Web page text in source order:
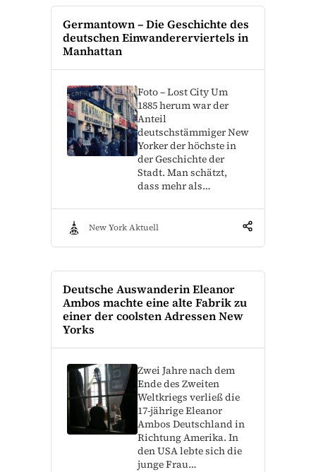
Germantown – Die Geschichte des
deutschen Einwandererviertels in
Manhattan
Foto – Lost City Um
1885 herum war der
Anteil
deutschstämmiger New
Yorker der höchste in
der Geschichte der
Stadt. Man schätzt,
dass mehr als…
New York Aktuell
Deutsche Auswanderin Eleanor
Ambos machte eine alte Fabrik zu
einer der coolsten Adressen New
Yorks
Zwei Jahre nach dem
Ende des Zweiten
Weltkriegs verließ die
17-jährige Eleanor
Ambos Deutschland in
Richtung Amerika. In
den USA lebte sich die
junge Frau…